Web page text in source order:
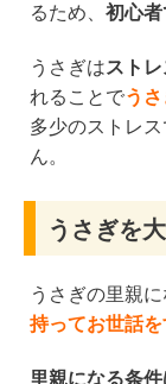
るため、 初心
うさぎはスト
れることでうさ
多少のストレス
ん。
うさぎを
うさぎの里親
持ってお世話を
里親になる条